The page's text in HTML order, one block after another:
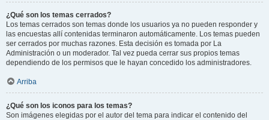
¿Qué son los temas cerrados?
Los temas cerrados son temas donde los usuarios ya no pueden responder y
las encuestas allí contenidas terminaron automáticamente. Los temas pueden
ser cerrados por muchas razones. Esta decisión es tomada por La
Administración o un moderador. Tal vez pueda cerrar sus propios temas
dependiendo de los permisos que le hayan concedido los administradores.
Arriba
¿Qué son los iconos para los temas?
Son imágenes elegidas por el autor del tema para indicar el contenido del